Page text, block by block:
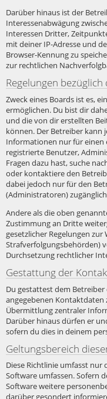
Darüber hinaus ist der
Interessenabwägung
Interessen Dritter,
mit deiner IP-Adresse und
Browser-Kennung zu
zur rechtlichen
Regelungen
Zweck eines Boards ist es,
ermöglichen. Du bist dir
und die von dir erstellten
können. Der Betreiber kann
Informationen nur für einen
registrierte Benutzer,
Fragen dazu hast, suche
oder kontaktiere den
dabei jedoch nur für den
(Administratoren)
Andere als die oben
Zustimmung an Dritte
gesetzlicher Regelungen zur
Strafverfolgungsbehörden)
Durchsetzung rechtlicher
Gestattung der
Du gestattest dem
angegebenen
Übermittlung zentraler
Darüber hinaus dürfen er
sofern du dies in deinem
Geltungsbereich
Diese Richtlinie umfasst nur
Software umfassen. Sofern
Software weitere
darüber gesondert